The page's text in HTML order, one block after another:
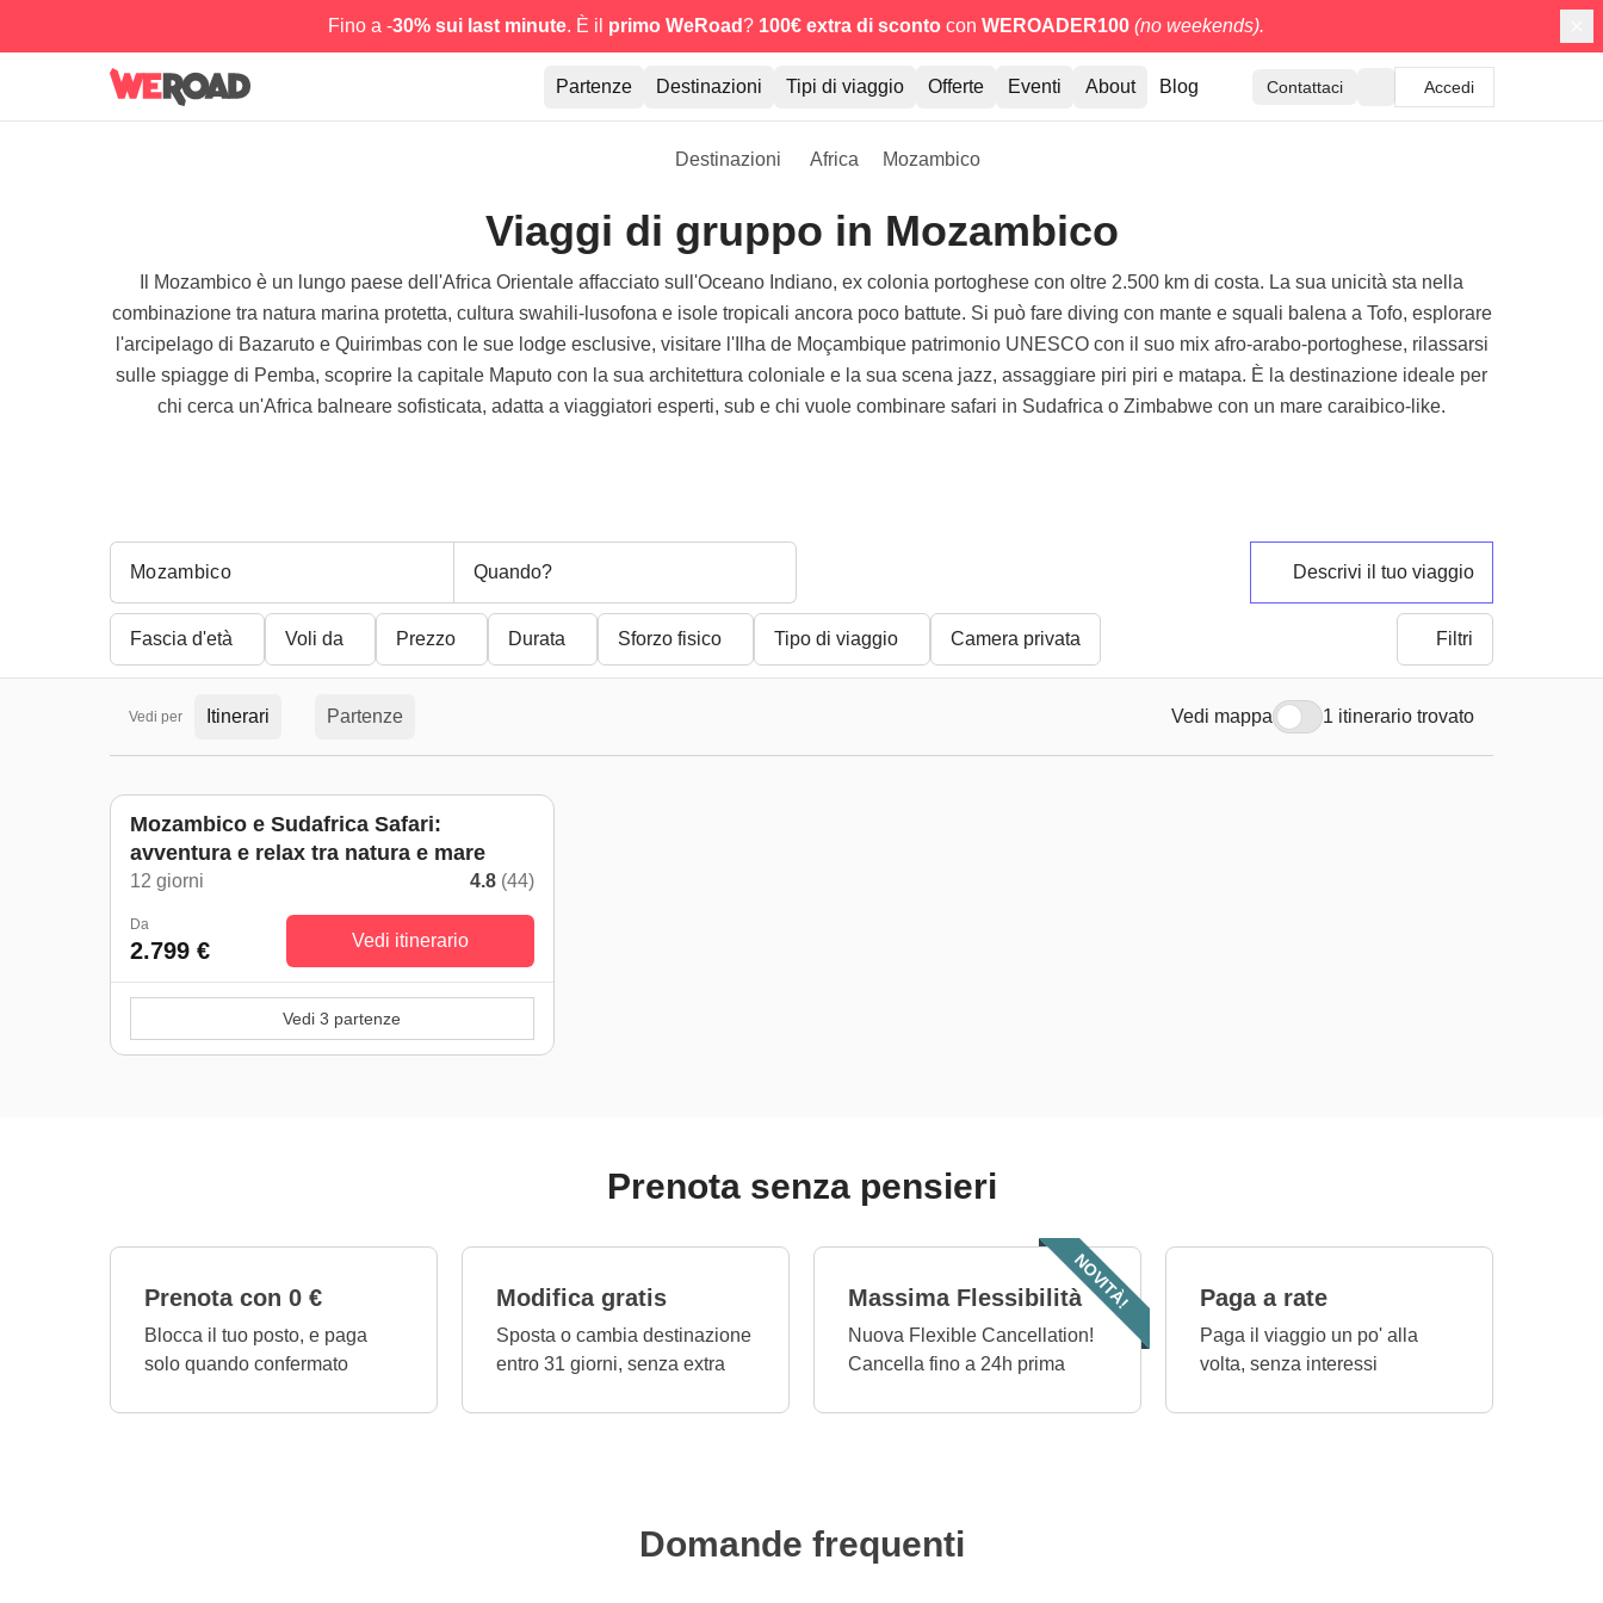
Fino a -30% sui last minute. È il primo WeRoad? 100€ extra di scontocon WEROADER100 (no weekends).
Partenze Destinazioni Tipi di viaggio Offerte Eventi About Blog Contattaci Accedi
Destinazioni Africa Mozambico
Viaggi di gruppo in Mozambico
Il Mozambico è un lungo paese dell'Africa Orientale affacciato sull'Oceano Indiano, ex colonia portoghese con oltre 2.500 km di costa. La sua unicità sta nella
combinazione tra natura marina protetta, cultura swahili-lusofona e isole tropicali ancora poco battute. Si può fare diving con mante e squali balena a Tofo, esplorare
l'arcipelago di Bazaruto e Quirimbas con le sue lodge esclusive, visitare l'Ilha de Moçambique patrimonio UNESCO con il suo mix afro-arabo-portoghese, rilassarsi
sulle spiagge di Pemba, scoprire la capitale Maputo con la sua architettura coloniale e la sua scena jazz, assaggiare piri piri e matapa. È la destinazione ideale per
chi cerca un'Africa balneare sofisticata, adatta a viaggiatori esperti, sub e chi vuole combinare safari in Sudafrica o Zimbabwe con un mare caraibico-like.
Quando? Descrivi il tuo viaggio
Fascia d'età Voli da Prezzo Durata Sforzo fisico Tipo di viaggio Camera privata Filtri
Vedi per Itinerari Partenze 1 itinerario trovato
Vedi mappa
Mozambico e Sudafrica Safari:
avventura e relax tra natura e mare
12 giorni 4.8 (44)
Da
2.799 € Vedi itinerario
Vedi 3 partenze
Prenota senza pensieri
Prenota con 0 €
Blocca il tuo posto, e paga
solo quando confermato
Modifica gratis
Sposta o cambia destinazione
entro 31 giorni, senza extra
NOVITÀ!
Massima Flessibilità
Nuova Flexible Cancellation!
Cancella fino a 24h prima
Paga a rate
Paga il viaggio un po' alla
volta, senza interessi
Domande frequenti